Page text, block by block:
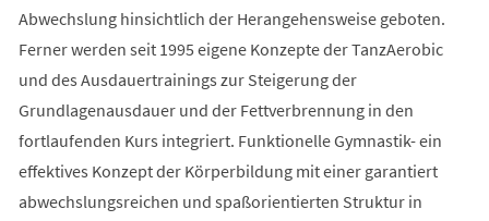
Abwechslung hinsichtlich der Herangehensweise geboten.
Ferner werden seit 1995 eigene Konzepte der TanzAerobic
und des Ausdauertrainings zur Steigerung der
Grundlagenausdauer und der Fettverbrennung in den
fortlaufenden Kurs integriert. Funktionelle Gymnastik- ein
effektives Konzept der Körperbildung mit einer garantiert
abwechslungsreichen und spaßorientierten Struktur in